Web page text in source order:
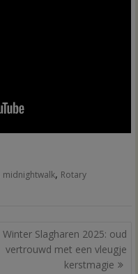
midnightwalk, Rotary
Winter Slagharen 2025: oud
vertrouwd met een vleugje
kerstmagie